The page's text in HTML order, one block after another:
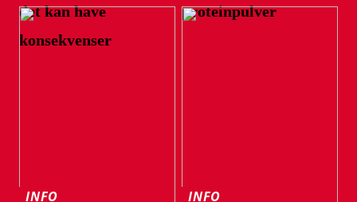
det kan have
konsekvenser
proteinpulver
INFO INFO